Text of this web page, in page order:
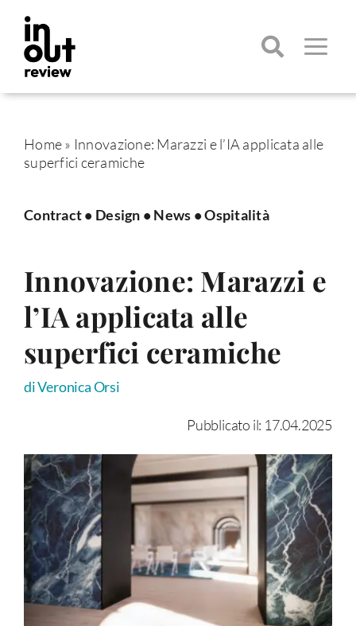
contenuto
Toggle
per:
Home» Innovazione: Marazzi e l’IA applicata alle
superfici ceramiche
Contract• Design • News •Ospitalità
Innovazione: Marazzi e
l’IA applicata alle
superfici ceramiche
di Veronica Orsi
Pubblicato il: 17.04.2025